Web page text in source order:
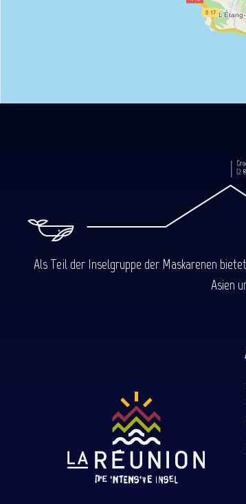
Als Teil der Inselgruppe der Maskarenen
Asien